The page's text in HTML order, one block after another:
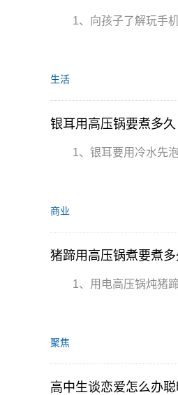
1、向孩子了解玩手
生活
银耳用高压锅要煮多
1、银耳要用冷水先
商业
猪蹄用高压锅煮要煮
1、用电高压锅炖猪
聚焦
高中生谈恋爱怎么办